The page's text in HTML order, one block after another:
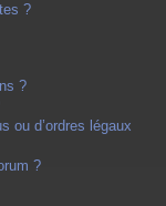
?
?
ou d’ordres légaux
?